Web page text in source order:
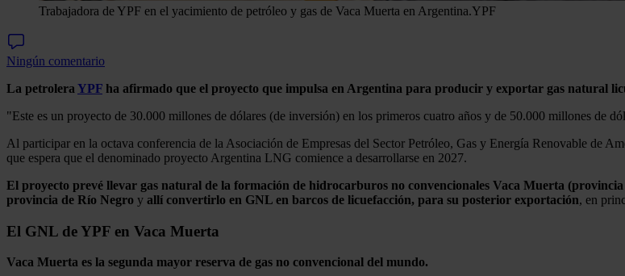
Trabajadora de YPF en el yacimiento de petróleo y gas de Vaca Muerta en Argentina.YPF
Ningún comentario
La petrolera YPF ha afirmado que el proyecto que impulsa en Argentina para producir y exportar gas natural
"Este es un proyecto de 30.000 millones de dólares (de inversión) en los primeros cuatro años y de 50.000 millones de
Al participar en la octava conferencia de la Asociación de Empresas del Sector Petróleo, Gas y Energía Renovable de
que espera que el denominado proyecto Argentina LNG comience a desarrollarse en 2027.
El proyecto prevé llevar gas natural de la formación de hidrocarburos no convencionales Vaca Muerta
provincia de Río Negro y allí convertirlo en GNL en barcos de licuefacción, para su posterior exportación, en
El GNL de YPF en Vaca Muerta
Vaca Muerta es la segunda mayor reserva de gas no convencional del mundo.